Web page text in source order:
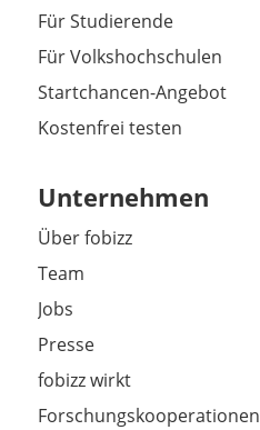
Für Studierende
Für Volkshochschulen
Startchancen-Angebot
Kostenfrei testen
Unternehmen
Über fobizz
Team
Jobs
Presse
fobizz wirkt
Forschungskooperationen